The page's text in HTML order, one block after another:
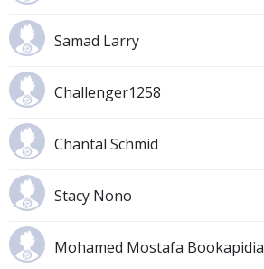
Samad Larry
Challenger1258
Chantal Schmid
Stacy Nono
Mohamed Mostafa Bookapidia